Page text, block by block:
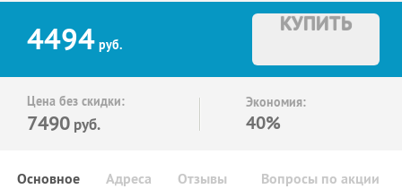
4494 руб.
КУПИТЬ
Цена без скидки:
7490 руб.
Экономия:
40%
Основное Отзывы Вопросы по акции
Адреса